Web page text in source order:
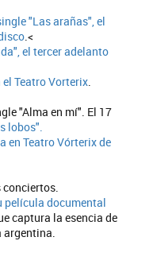
"Las arañas", el
.<
el tercer adelanto
el Teatro Vorterix.
"Alma en mí". El 17
lobos".
en Teatro Vórterix de
conciertos.
película documental
captura la esencia de
argentina.